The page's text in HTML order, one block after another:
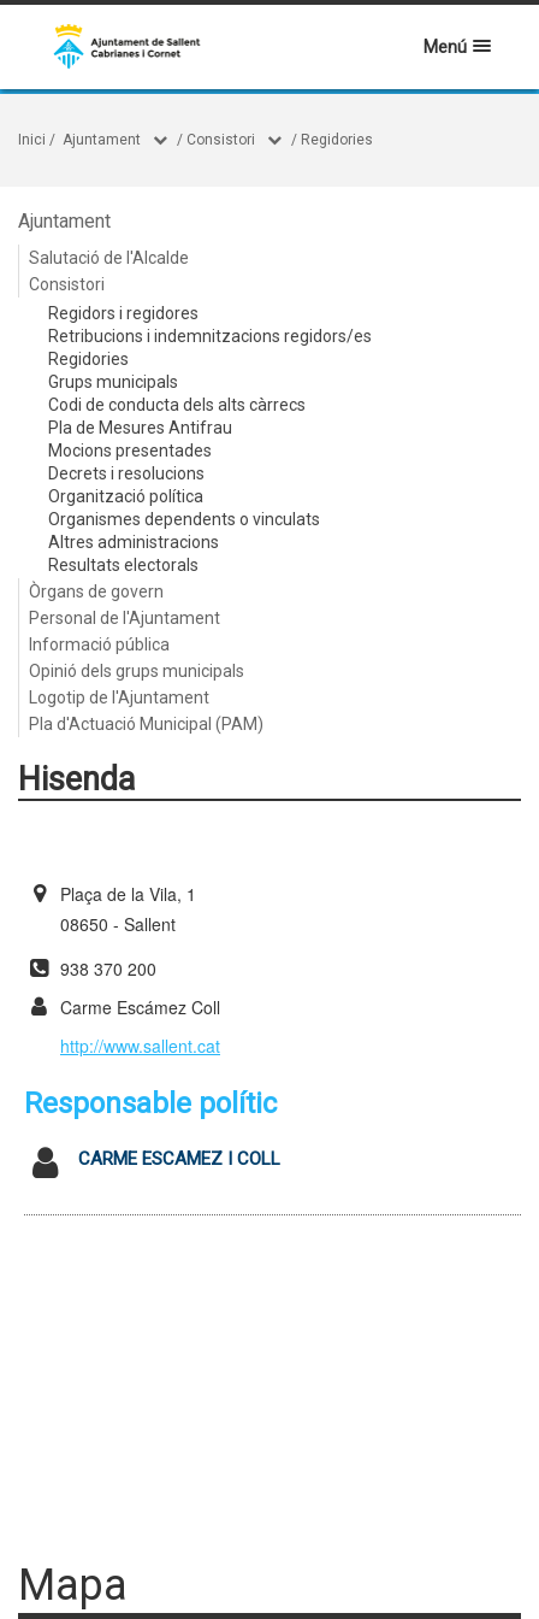
Menú
Inici / Ajuntament / Consistori / Regidories
Ajuntament
Salutació de l'Alcalde
Consistori
Regidors i regidores
Retribucions i indemnitzacions regidors/es
Regidories
Grups municipals
Codi de conducta dels alts càrrecs
Pla de Mesures Antifrau
Mocions presentades
Decrets i resolucions
Organització política
Organismes dependents o vinculats
Altres administracions
Resultats electorals
Òrgans de govern
Personal de l'Ajuntament
Informació pública
Opinió dels grups municipals
Logotip de l'Ajuntament
Pla d'Actuació Municipal (PAM)
Hisenda
Plaça de la Vila, 1
08650 - Sallent
938 370 200
Carme Escámez Coll
http://www.sallent.cat
Responsable polític
CARME ESCAMEZ I COLL
Mapa